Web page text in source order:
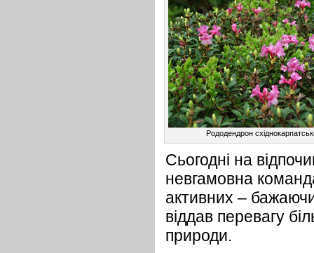
Рододендрон
Сьогодні на
невгамовна
активних –
віддав перевагу
природи.